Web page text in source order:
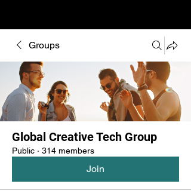
Groups
Global Creative Tech Group
Public · 314 members
Join